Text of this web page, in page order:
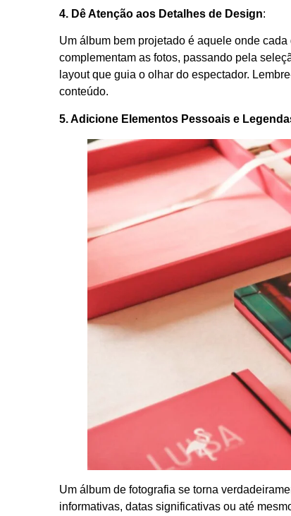
4. Dê Atenção aos Detalhes de Design:
Um álbum bem projetado é aquele onde
complementam as fotos, passando pela
layout que guia o olhar do espectador.
conteúdo.
5. Adicione Elementos Pessoais e
Um álbum de fotografia se torna
informativas, datas significativas ou até